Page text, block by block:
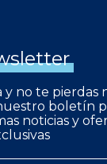
no te pierdas
boletín
noticias y